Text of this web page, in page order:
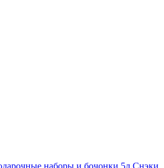
наборы и бочонки 5л.Снэки